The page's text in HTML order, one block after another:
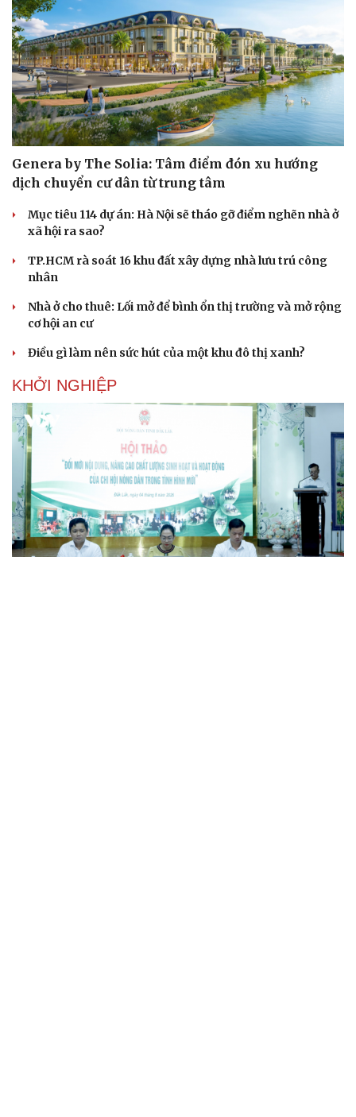
Genera by The Solia: Tâm điểm đón xu hướng
dịch chuyển cư dân từ trung tâm
Mục tiêu 114 dự án: Hà Nội sẽ tháo gỡ điểm nghẽn nhà ở
xã hội ra sao?
TP.HCM rà soát 16 khu đất xây dựng nhà lưu trú công
nhân
Nhà ở cho thuê: Lối mở để bình ổn thị trường và mở rộng
cơ hội an cư
Điều gì làm nên sức hút của một khu đô thị xanh?
KHỞI NGHIỆP